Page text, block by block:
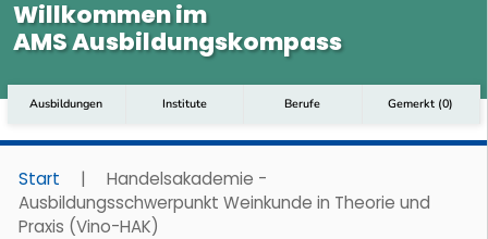
Willkommen im
AMS Ausbildungskompass
Ausbildungen Institute Berufe Gemerkt (0)
Start |
Handelsakademie -
Ausbildungsschwerpunkt Weinkunde in Theorie und
Praxis (Vino-HAK)